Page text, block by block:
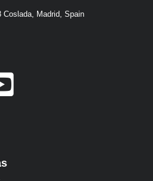
Madrid, Spain